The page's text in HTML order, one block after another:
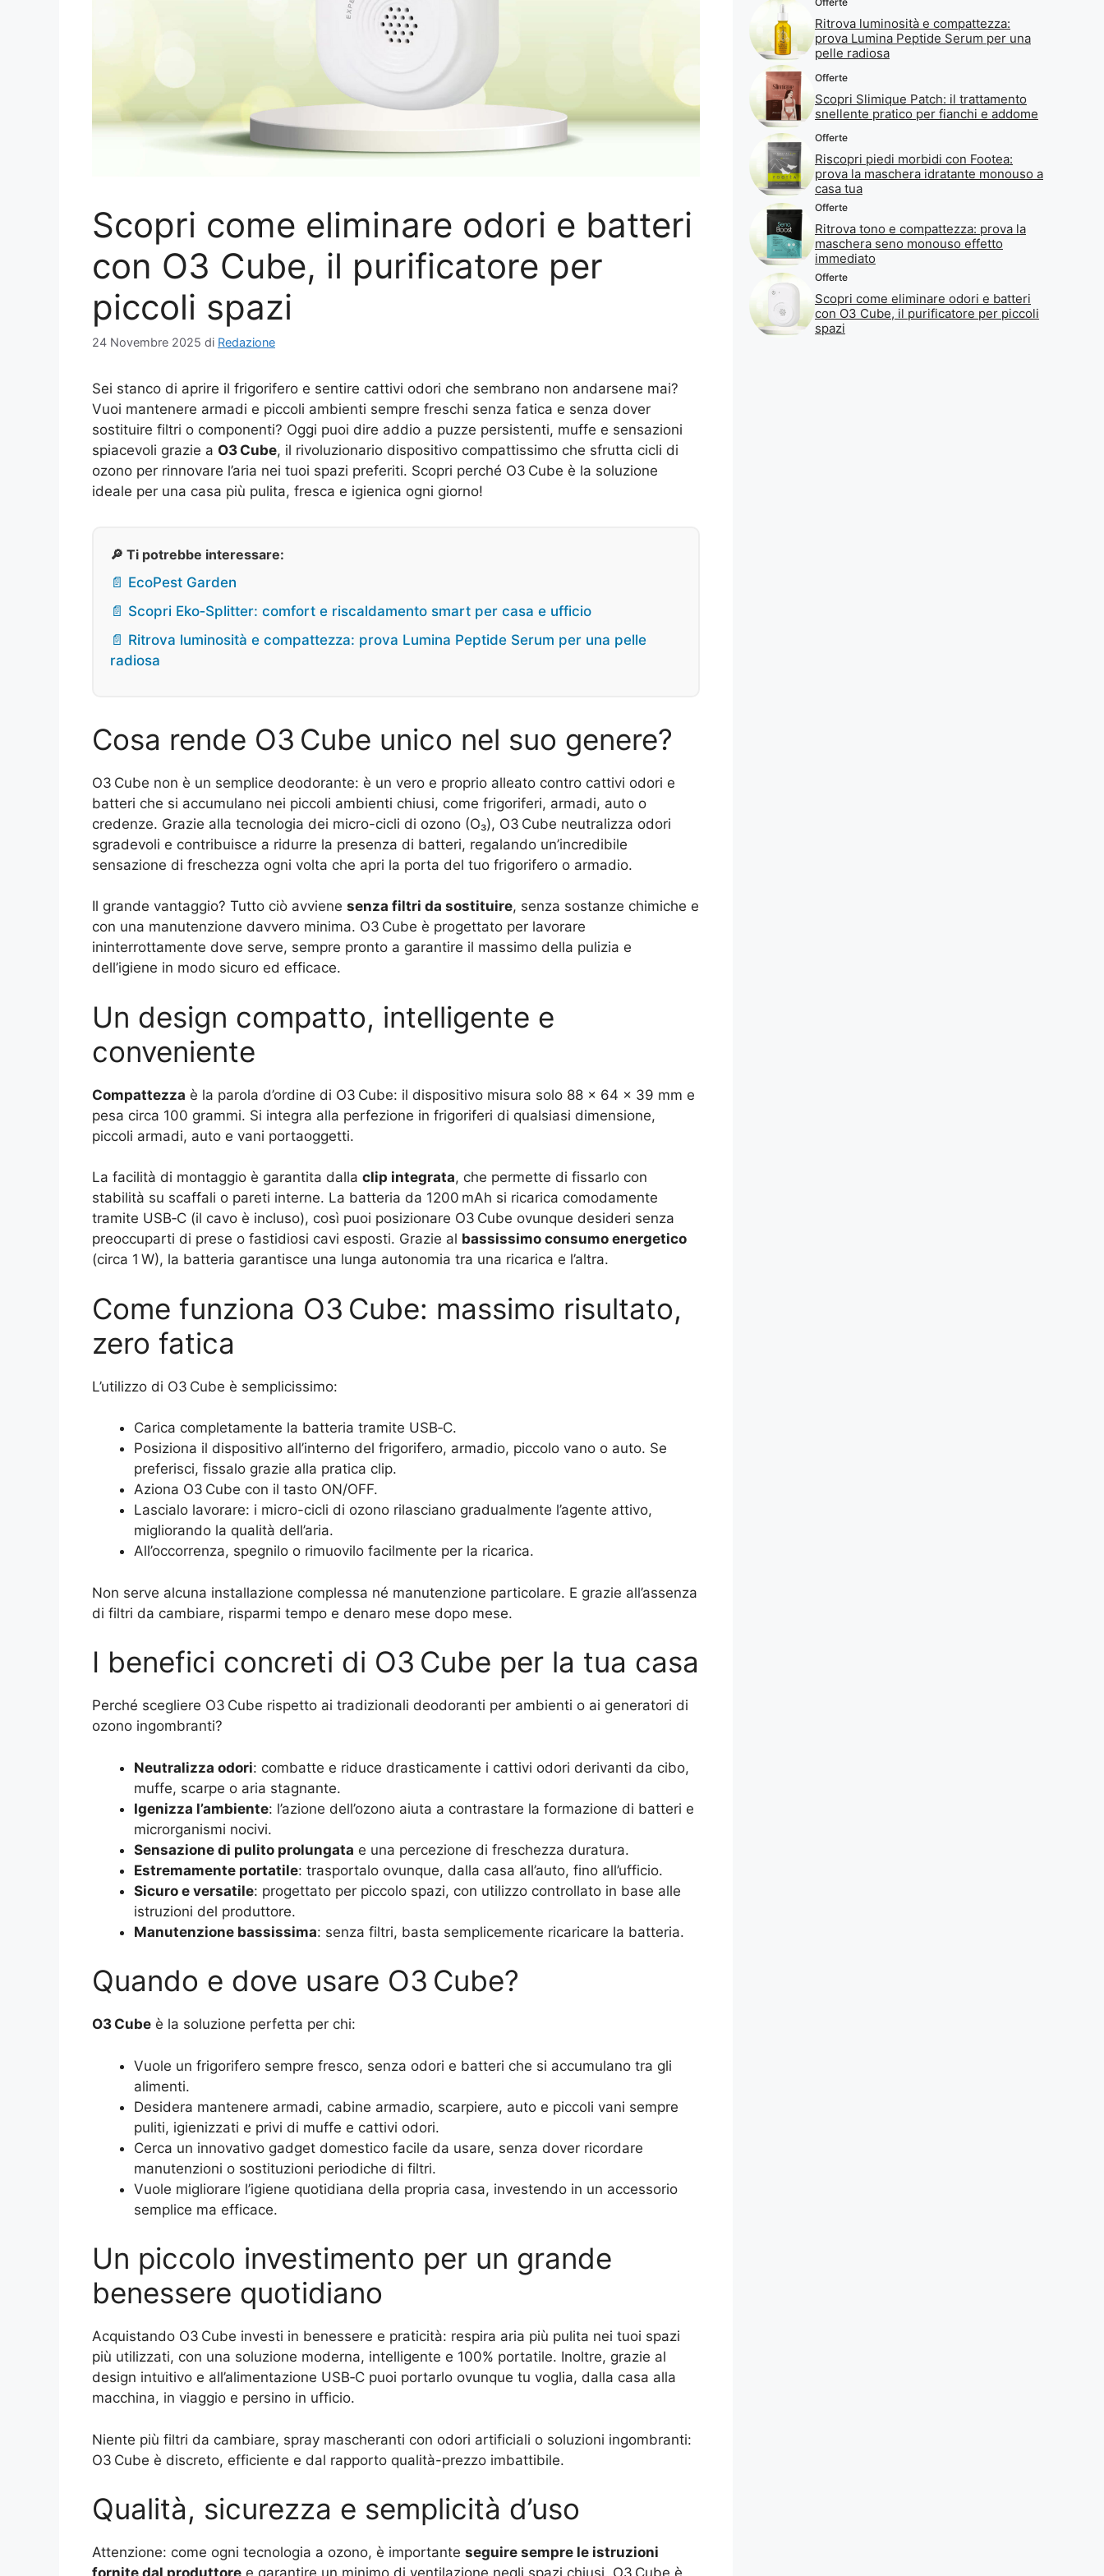
Scopri come eliminare odori e batteri
con O3 Cube, il purificatore per
piccoli spazi
24 Novembre 2025 di Redazione
Sei stanco di aprire il frigorifero e sentire cattivi odori che sembrano non andarsene mai?
Vuoi mantenere armadi e piccoli ambienti sempre freschi senza fatica e senza dover
sostituire filtri o componenti? Oggi puoi dire addio a puzze persistenti, muffe e sensazioni
spiacevoli grazie a O3 Cube, il rivoluzionario dispositivo compattissimo che sfrutta cicli di
ozono per rinnovare l’aria nei tuoi spazi preferiti. Scopri perché O3 Cube è la soluzione
ideale per una casa più pulita, fresca e igienica ogni giorno!
🔎 Ti potrebbe interessare:
📄 EcoPest Garden
📄 Scopri Eko‑Splitter: comfort e riscaldamento smart per casa e ufficio
📄 Ritrova luminosità e compattezza: prova Lumina Peptide Serum per una pelle
radiosa
Cosa rende O3 Cube unico nel suo genere?
O3 Cube non è un semplice deodorante: è un vero e proprio alleato contro cattivi odori e
batteri che si accumulano nei piccoli ambienti chiusi, come frigoriferi, armadi, auto o
credenze. Grazie alla tecnologia dei micro-cicli di ozono (O₃), O3 Cube neutralizza odori
sgradevoli e contribuisce a ridurre la presenza di batteri, regalando un’incredibile
sensazione di freschezza ogni volta che apri la porta del tuo frigorifero o armadio.
Il grande vantaggio? Tutto ciò avviene senza filtri da sostituire, senza sostanze chimiche e
con una manutenzione davvero minima. O3 Cube è progettato per lavorare
ininterrottamente dove serve, sempre pronto a garantire il massimo della pulizia e
dell’igiene in modo sicuro ed efficace.
Un design compatto, intelligente e
conveniente
Compattezza è la parola d’ordine di O3 Cube: il dispositivo misura solo 88 × 64 × 39 mm e
pesa circa 100 grammi. Si integra alla perfezione in frigoriferi di qualsiasi dimensione,
piccoli armadi, auto e vani portaoggetti.
La facilità di montaggio è garantita dalla clip integrata, che permette di fissarlo con
stabilità su scaffali o pareti interne. La batteria da 1200 mAh si ricarica comodamente
tramite USB‑C (il cavo è incluso), così puoi posizionare O3 Cube ovunque desideri senza
preoccuparti di prese o fastidiosi cavi esposti. Grazie al bassissimo consumo energetico
(circa 1 W), la batteria garantisce una lunga autonomia tra una ricarica e l’altra.
Come funziona O3 Cube: massimo risultato,
zero fatica
L’utilizzo di O3 Cube è semplicissimo:
Carica completamente la batteria tramite USB‑C.
Posiziona il dispositivo all’interno del frigorifero, armadio, piccolo vano o auto. Se
preferisci, fissalo grazie alla pratica clip.
Aziona O3 Cube con il tasto ON/OFF.
Lascialo lavorare: i micro-cicli di ozono rilasciano gradualmente l’agente attivo,
migliorando la qualità dell’aria.
All’occorrenza, spegnilo o rimuovilo facilmente per la ricarica.
Non serve alcuna installazione complessa né manutenzione particolare. E grazie all’assenza
di filtri da cambiare, risparmi tempo e denaro mese dopo mese.
I benefici concreti di O3 Cube per la tua casa
Perché scegliere O3 Cube rispetto ai tradizionali deodoranti per ambienti o ai generatori di
ozono ingombranti?
Neutralizza odori: combatte e riduce drasticamente i cattivi odori derivanti da cibo,
muffe, scarpe o aria stagnante.
Igenizza l’ambiente: l’azione dell’ozono aiuta a contrastare la formazione di batteri e
microrganismi nocivi.
Sensazione di pulito prolungata e una percezione di freschezza duratura.
Estremamente portatile: trasportalo ovunque, dalla casa all’auto, fino all’ufficio.
Sicuro e versatile: progettato per piccolo spazi, con utilizzo controllato in base alle
istruzioni del produttore.
Manutenzione bassissima: senza filtri, basta semplicemente ricaricare la batteria.
Quando e dove usare O3 Cube?
O3 Cube è la soluzione perfetta per chi:
Vuole un frigorifero sempre fresco, senza odori e batteri che si accumulano tra gli
alimenti.
Desidera mantenere armadi, cabine armadio, scarpiere, auto e piccoli vani sempre
puliti, igienizzati e privi di muffe e cattivi odori.
Cerca un innovativo gadget domestico facile da usare, senza dover ricordare
manutenzioni o sostituzioni periodiche di filtri.
Vuole migliorare l’igiene quotidiana della propria casa, investendo in un accessorio
semplice ma efficace.
Un piccolo investimento per un grande
benessere quotidiano
Acquistando O3 Cube investi in benessere e praticità: respira aria più pulita nei tuoi spazi
più utilizzati, con una soluzione moderna, intelligente e 100% portatile. Inoltre, grazie al
design intuitivo e all’alimentazione USB‑C puoi portarlo ovunque tu voglia, dalla casa alla
macchina, in viaggio e persino in ufficio.
Niente più filtri da cambiare, spray mascheranti con odori artificiali o soluzioni ingombranti:
O3 Cube è discreto, efficiente e dal rapporto qualità-prezzo imbattibile.
Qualità, sicurezza e semplicità d’uso
Attenzione: come ogni tecnologia a ozono, è importante seguire sempre le istruzioni
Ritrova luminosità e compattezza:
prova Lumina Peptide Serum per una
pelle radiosa
Offerte
Scopri Slimique Patch: il trattamento
snellente pratico per fianchi e addome
Offerte
Riscopri piedi morbidi con Footea:
prova la maschera idratante monouso a
casa tua
Offerte
Ritrova tono e compattezza: prova la
maschera seno monouso effetto
immediato
Offerte
Scopri come eliminare odori e batteri
con O3 Cube, il purificatore per piccoli
spazi